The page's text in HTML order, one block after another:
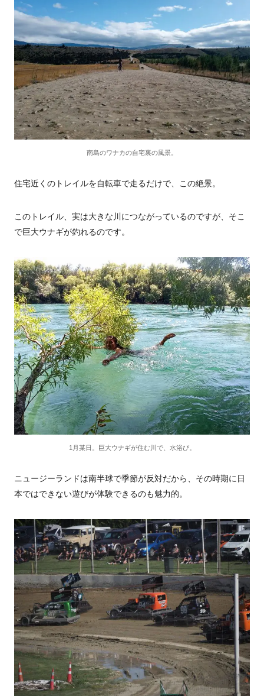
南島のワナカの自宅裏の風景。
住宅近くのトレイルを自転車で走るだけで、この絶景。
このトレイル、実は大きな川につながっているのですが、そこ
で巨大ウナギが釣れるのです。
1月某日。巨大ウナギが住む川で、水浴び。
ニュージーランドは南半球で季節が反対だから、その時期に日
本ではできない遊びが体験できるのも魅力的。